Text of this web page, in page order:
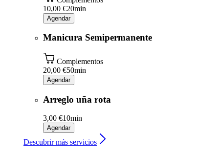
10,00 €20min
Agendar
Manicura Semipermanente
Complementos
20,00 €50min
Agendar
Arreglo uña rota
3,00 €10min
Agendar
Descubrir más servicios